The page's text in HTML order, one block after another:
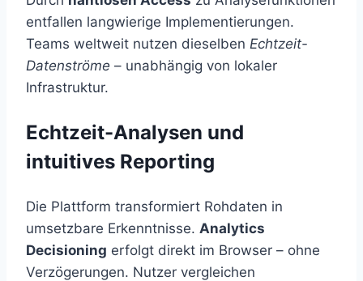
entfallen langwierige Implementierungen.
Teams weltweit nutzen dieselben Echtzeit-
Datenströme – unabhängig von lokaler
Infrastruktur.
Echtzeit-Analysen und
intuitives Reporting
Die Plattform transformiert Rohdaten in
umsetzbare Erkenntnisse. Analytics
Decisioning erfolgt direkt im Browser – ohne
Verzögerungen. Nutzer vergleichen